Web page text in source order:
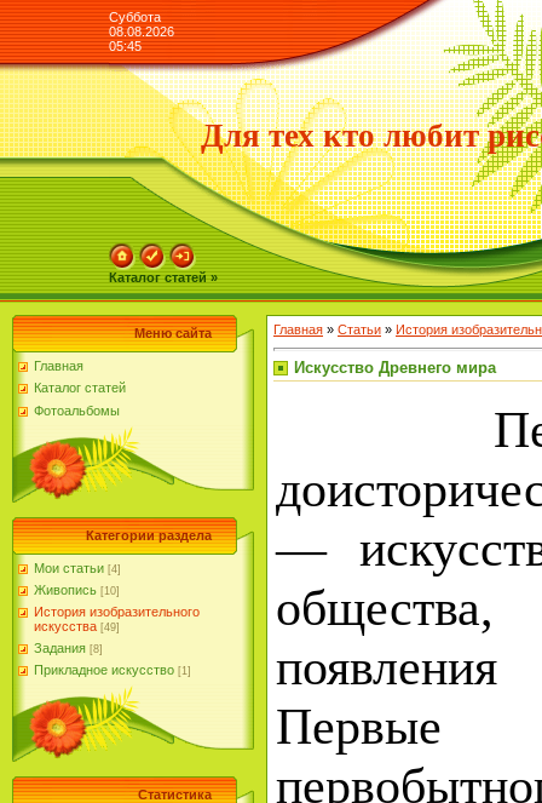
Суббота
08.08.2026
05:45
Для тех кто любит
Каталог статей »
Меню сайта
Главная
Каталог статей
Фотоальбомы
Категории раздела
Мои статьи [4]
Живопись [10]
История изобразительного
искусства [49]
Задания [8]
Прикладное искусство [1]
Статистика
Главная » Статьи » История
Искусство Древнего мира
—
Первые